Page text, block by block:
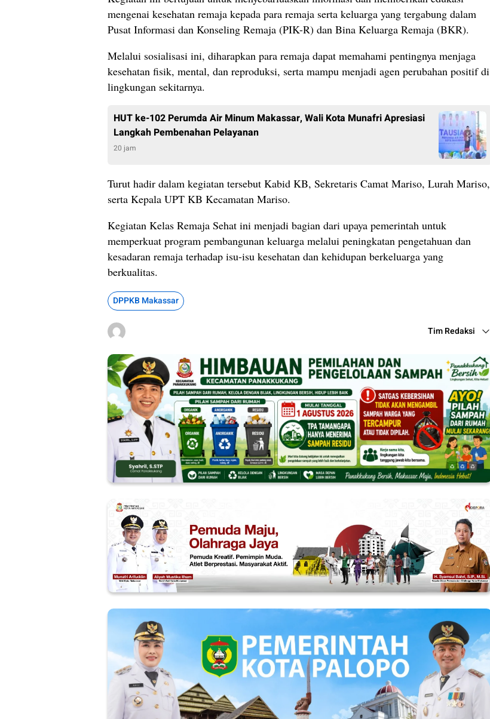
mengenai kesehatan remaja kepada para remaja serta keluarga yang tergabung dalam
Pusat Informasi dan Konseling Remaja (PIK-R) dan Bina Keluarga Remaja (BKR).
Melalui sosialisasi ini, diharapkan para remaja dapat memahami pentingnya menjaga
kesehatan fisik, mental, dan reproduksi, serta mampu menjadi agen perubahan positif di
lingkungan sekitarnya.
HUT ke-102 Perumda Air Minum Makassar, Wali Kota Munafri Apresiasi
Langkah Pembenahan Pelayanan
20 jam
Turut hadir dalam kegiatan tersebut Kabid KB, Sekretaris Camat Mariso, Lurah Mariso,
serta Kepala UPT KB Kecamatan Mariso.
Kegiatan Kelas Remaja Sehat ini menjadi bagian dari upaya pemerintah untuk
memperkuat program pembangunan keluarga melalui peningkatan pengetahuan dan
kesadaran remaja terhadap isu-isu kesehatan dan kehidupan berkeluarga yang
berkualitas.
DPPKB Makassar
Tim Redaksi